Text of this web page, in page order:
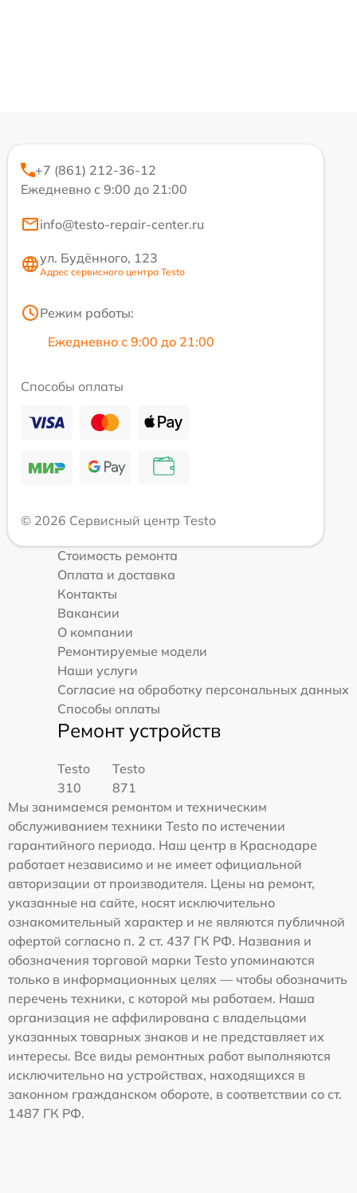
+7 (861) 212-36-12
Ежедневно с 9:00 до 21:00
info@testo-repair-center.ru
ул. Будённого, 123
Адрес сервисного центра Testo
Режим работы:
Ежедневно с 9:00 до 21:00
Способы оплаты
© 2026 Сервисный центр Testo
Стоимость ремонта
Оплата и доставка
Контакты
Вакансии
О компании
Ремонтируемые модели
Наши услуги
Согласие на обработку персональных данных
Способы оплаты
Ремонт устройств
Testo
310
Testo
871
Мы занимаемся ремонтом и техническим
обслуживанием техники Testo по истечении
гарантийного периода. Наш центр в Краснодаре
работает независимо и не имеет официальной
авторизации от производителя. Цены на ремонт,
указанные на сайте, носят исключительно
ознакомительный характер и не являются публичной
офертой согласно п. 2 ст. 437 ГК РФ. Названия и
обозначения торговой марки Testo упоминаются
только в информационных целях — чтобы обозначить
перечень техники, с которой мы работаем. Наша
организация не аффилирована с владельцами
указанных товарных знаков и не представляет их
интересы. Все виды ремонтных работ выполняются
исключительно на устройствах, находящихся в
законном гражданском обороте, в соответствии со ст.
1487 ГК РФ.